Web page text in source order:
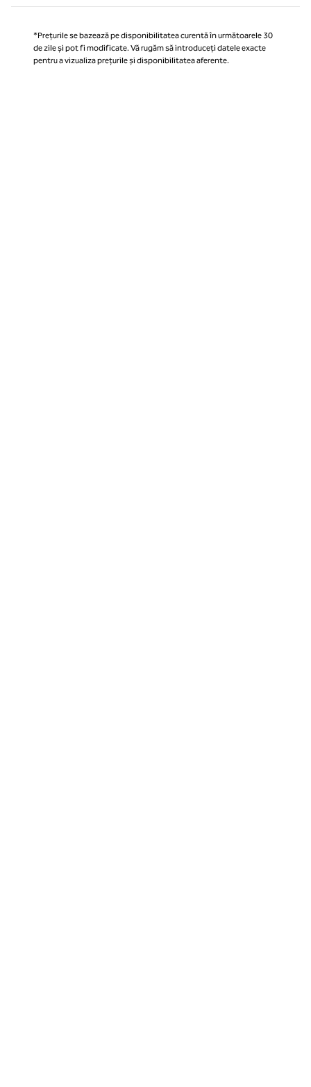
*Prețurile se bazează pe disponibilitatea curentă în următoarele 30
de zile și pot fi modificate. Vă rugăm să introduceți datele exacte
pentru a vizualiza prețurile și disponibilitatea aferente.